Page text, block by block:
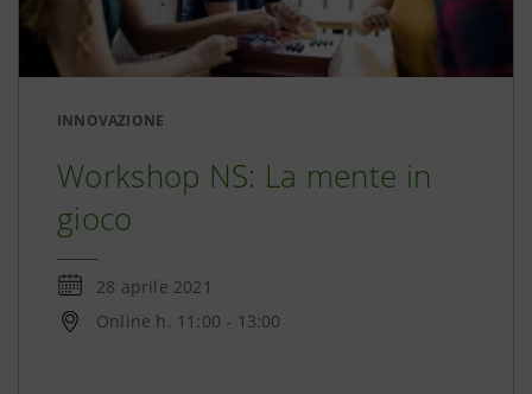
INNOVAZIONE
Workshop NS: La mente in
gioco
28 aprile 2021
Online h. 11:00 - 13:00